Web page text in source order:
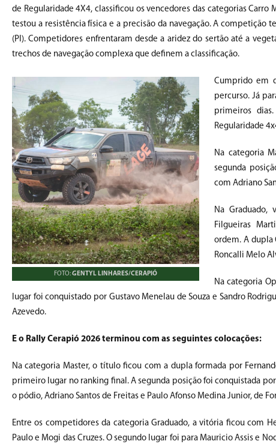
de Regularidade 4X4, classificou os vencedores das categorias
testou a resistência física e a precisão da navegação. A competição
(PI). Competidores enfrentaram desde a aridez do sertão até a
trechos de navegação complexa que definem a classificação.
FOTO:GENTYL LINHARES/CERAPIÓ
Cumprido em
percurso. Já
primeiros
Regularidade
Na categoria
segunda
com Adriano
Na Graduado,
Filgueiras
ordem. A dupla
Roncalli Melo
Na categoria
lugar foi conquistado por Gustavo Menelau de Souza e Sandro
Azevedo.
E o Rally Cerapió 2026 terminou com as seguintes colocações:
Na categoria Master, o título ficou com a dupla formada por
primeiro lugar no ranking final. A segunda posição foi conquistada
o pódio, Adriano Santos de Freitas e Paulo Afonso Medina Junior, de
Entre os competidores da categoria Graduado, a vitória ficou com
Paulo e Mogi das Cruzes. O segundo lugar foi para Mauricio Assis e